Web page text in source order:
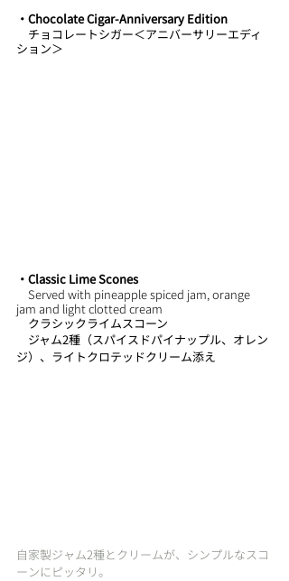
・Chocolate Cigar-Anniversary Edition
チョコレートシガー＜アニバーサリーエディ
ション＞
・﻿Classic Lime Scones
Served with pineapple spiced jam, orange
jam and light clotted cream
クラシックライムスコーン
ジャム2種（スパイスドパイナップル、オレン
ジ）、ライトクロテッドクリーム添え
自家製ジャム2種とクリームが、シンプルなスコ
ーンにピッタリ。